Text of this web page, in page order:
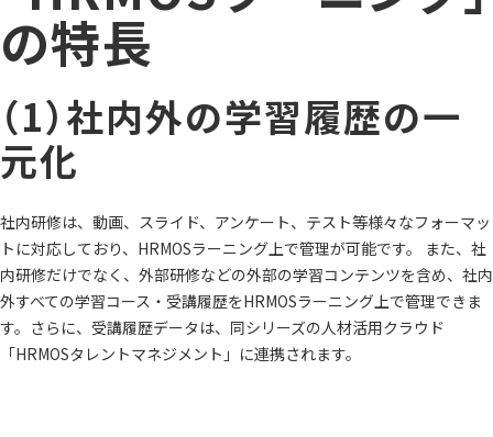
の特長
（1）社内外の学習履歴の一
元化
社内研修は、動画、スライド、アンケート、テスト等様々なフォーマッ
トに対応しており、HRMOSラーニング上で管理が可能です。 また、社
内研修だけでなく、外部研修などの外部の学習コンテンツを含め、社内
外すべての学習コース・受講履歴をHRMOSラーニング上で管理できま
す。さらに、受講履歴データは、同シリーズの人材活用クラウド
「HRMOSタレントマネジメント」に連携されます。